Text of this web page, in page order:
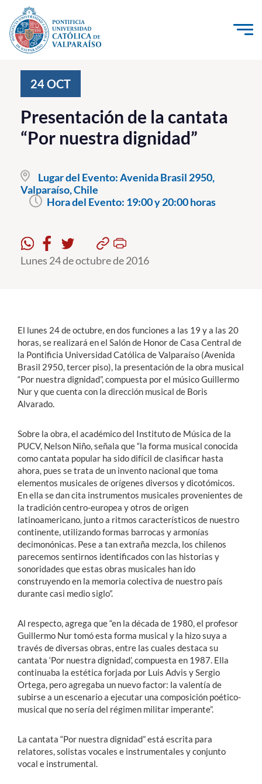
Click acá para ir directamente al contenido
Investigación, Creación e Innovación
PUCV Internacional
Vinculación con el Medio
Admisión
Pregrado
Formación Continua
Funcionarios
Alumni
English
24OCT
Presentación de la cantata
“Por nuestra dignidad”
Lugar del Evento:Avenida Brasil 2950,
Valparaíso, Chile
Hora del Evento: 19:00 y 20:00 horas
Lunes 24 de octubre de 2016
El lunes 24 de octubre, en dos funciones a las 19 y a las 20
horas, se realizará en el Salón de Honor de Casa Central de
la Pontificia Universidad Católica de Valparaíso (Avenida
Brasil 2950, tercer piso), la presentación de la obra musical
“Por nuestra dignidad”, compuesta por el músico Guillermo
Nur y que cuenta con la dirección musical de Boris
Alvarado.
Sobre la obra, el académico del Instituto de Música de la
PUCV, Nelson Niño, señala que “la forma musical conocida
como cantata popular ha sido difícil de clasificar hasta
ahora, pues se trata de un invento nacional que toma
elementos musicales de orígenes diversos y dicotómicos.
En ella se dan cita instrumentos musicales provenientes de
la tradición centro-europea y otros de origen
latinoamericano, junto a ritmos característicos de nuestro
continente, utilizando formas barrocas y armonías
decimonónicas. Pese a tan extraña mezcla, los chilenos
parecemos sentirnos identificados con las historias y
sonoridades que estas obras musicales han ido
construyendo en la memoria colectiva de nuestro país
durante casi medio siglo”.
Al respecto, agrega que “en la década de 1980, el profesor
Guillermo Nur tomó esta forma musical y la hizo suya a
través de diversas obras, entre las cuales destaca su
cantata ‘Por nuestra dignidad’, compuesta en 1987. Ella
continuaba la estética forjada por Luis Advis y Sergio
Ortega, pero agregaba un nuevo factor: la valentía de
subirse a un escenario a ejecutar una composición poético-
musical que no sería del régimen militar imperante”.
La cantata “Por nuestra dignidad” está escrita para
relatores, solistas vocales e instrumentales y conjunto
vocal e instrumental.